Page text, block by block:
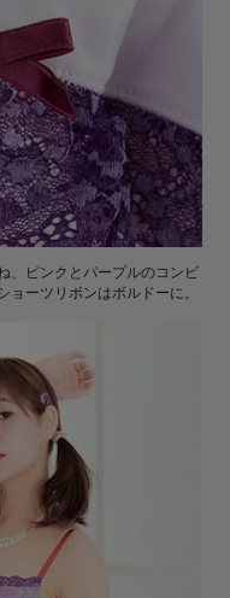
、ピンクとパープルのコンビ
ーツリボンはボルドーに。